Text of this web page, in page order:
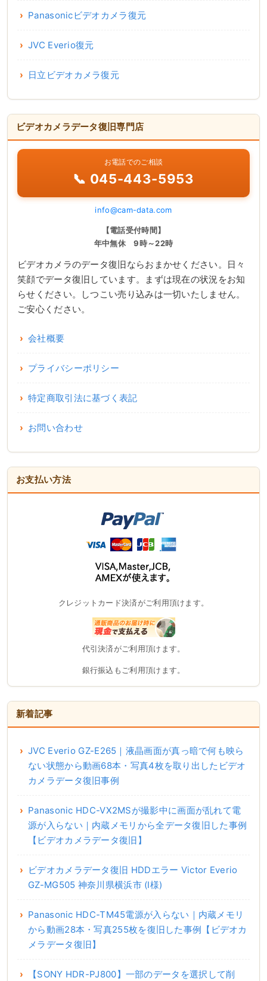
Panasonicビデオカメラ復元
JVC Everio復元
日立ビデオカメラ復元
ビデオカメラデータ復旧専門店
お電話でのご相談
📞 045-443-5953
info@cam-data.com
【電話受付時間】
年中無休 9時～22時
ビデオカメラのデータ復旧ならおまかせください。日々
笑顔でデータ復旧しています。まずは現在の状況をお知
らせください。しつこい売り込みは一切いたしません。
ご安心ください。
会社概要
プライバシーポリシー
特定商取引法に基づく表記
お問い合わせ
お支払い方法
クレジットカード決済がご利用頂けます。
代引決済がご利用頂けます。
銀行振込もご利用頂けます。
新着記事
JVC Everio GZ-E265｜液晶画面が真っ暗で何も映ら
ない状態から動画68本・写真4枚を取り出したビデオ
カメラデータ復旧事例
Panasonic HDC-VX2MSが撮影中に画面が乱れて電
源が入らない｜内蔵メモリから全データ復旧した事例
【ビデオカメラデータ復旧】
ビデオカメラデータ復旧 HDDエラー Victor Everio
GZ-MG505 神奈川県横浜市 (I様)
Panasonic HDC-TM45電源が入らない｜内蔵メモリ
から動画28本・写真255枚を復旧した事例【ビデオカ
メラデータ復旧】
【SONY HDR-PJ800】一部のデータを選択して削